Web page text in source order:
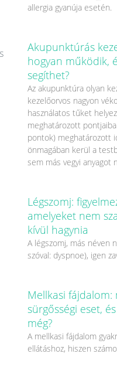
allergia gyanúja esetén.
Akupunktúrás
hogyan működik,
segíthet?
Az akupunktúra olyan
kezelőorvos nagyon
használatos tűket
meghatározott
pontok) meghatározott
önmagában kerül a
sem más vegyi anyagot
Légszomj:
amelyeket nem
kívül hagynia
A légszomj, más néven
szóval: dyspnoe), igen
Mellkasi fájdalom:
sürgősségi eset,
még?
A mellkasi fájdalom
ellátáshoz, hiszen